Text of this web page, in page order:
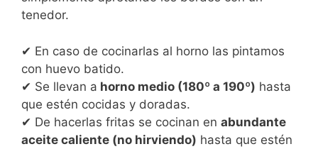
tenedor.
✔ En caso de cocinarlas al horno las pintamos
con huevo batido.
✔ Se llevan a horno medio (180º a 190º) hasta
que estén cocidas y doradas.
✔ De hacerlas fritas se cocinan en abundante
aceite caliente (no hirviendo) hasta que estén